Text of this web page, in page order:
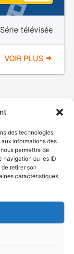
des technologies
informations des
permettra de
navigation ou les ID
retirer son
caractéristiques
Série télévisée
VOIR PLUS
2026